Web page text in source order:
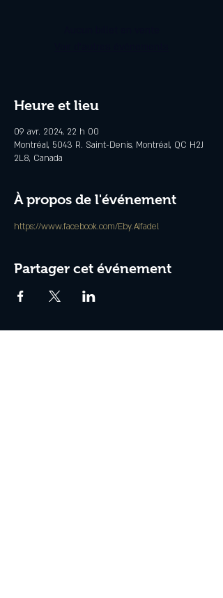
Heure et lieu
09 avr. 2024, 22 h 00
Montréal, 5043 R. Saint-Denis, Montréal, QC H2J
2L8, Canada
À propos de l'événement
https://www.facebook.com/Eby.Alfadel
Partager cet événement